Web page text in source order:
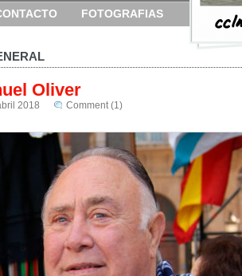
FOTOGRAFIAS
Oliver
2018
Comment (1)